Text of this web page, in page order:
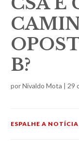
B?
porNivaldo Mota | 29
ESPALHE A NOTÍCIA